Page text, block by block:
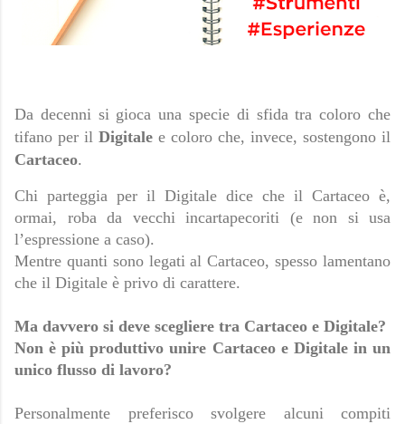
Da decenni si gioca una specie di sfida tra coloro che
tifano per il Digitale
Cartaceo.
Chi parteggia per il Digitale dice che il Cartaceo è,
ormai, roba da vecchi incartapecoriti (e non si usa
l’espressione a caso).
Mentre quanti sono legati al Cartaceo, spesso lamentano
che il Digitale è privo di carattere.
Ma davvero si deve scegliere tra Cartaceo e Digitale?
Non è più produttivo unire Cartaceo e Digitale in un
unico flusso di lavoro?
Personalmente preferisco svolgere alcuni compiti